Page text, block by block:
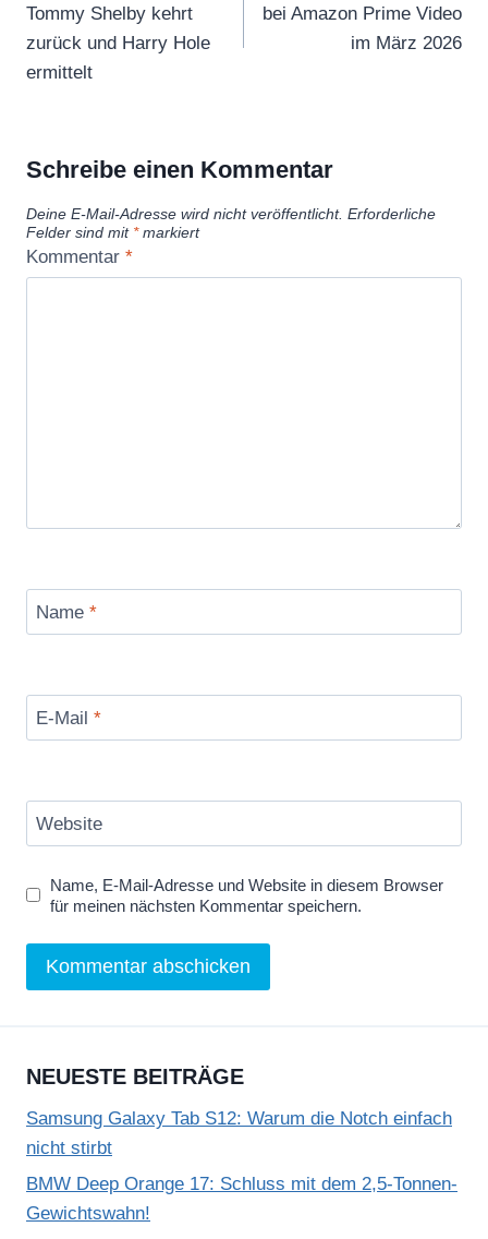
Tommy Shelby kehrt
zurück und Harry Hole
ermittelt
bei Amazon Prime Video
im März 2026
Schreibe einen Kommentar
Deine E-Mail-Adresse wird nicht veröffentlicht. Erforderliche
Felder sind mit *markiert
Kommentar *
Name *
E-Mail *
Website
Name, E-Mail-Adresse und Website in diesem Browser
für meinen nächsten Kommentar speichern.
NEUESTE BEITRÄGE
Samsung Galaxy Tab S12: Warum die Notch einfach
nicht stirbt
BMW Deep Orange 17: Schluss mit dem 2,5-Tonnen-
Gewichtswahn!